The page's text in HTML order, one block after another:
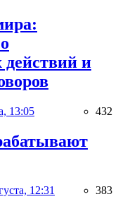
и
13:05 432
12:31 383